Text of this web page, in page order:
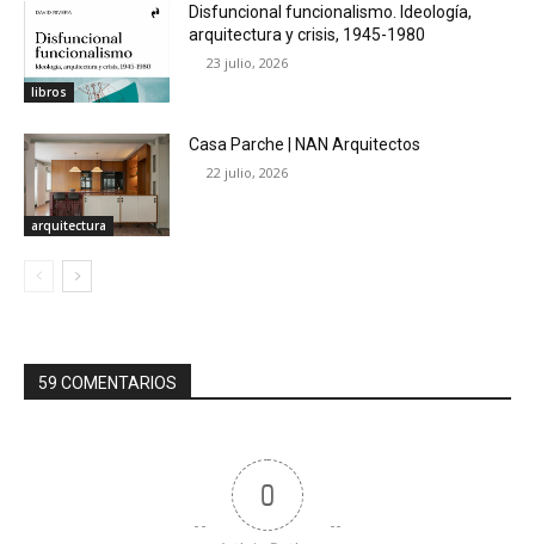
libros
Disfuncional funcionalismo. Ideología,
arquitectura y crisis, 1945-1980
23 julio, 2026
arquitectura
Casa Parche | NAN Arquitectos
22 julio, 2026
59 COMENTARIOS
0